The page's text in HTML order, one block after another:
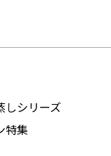
しシリーズ
特集